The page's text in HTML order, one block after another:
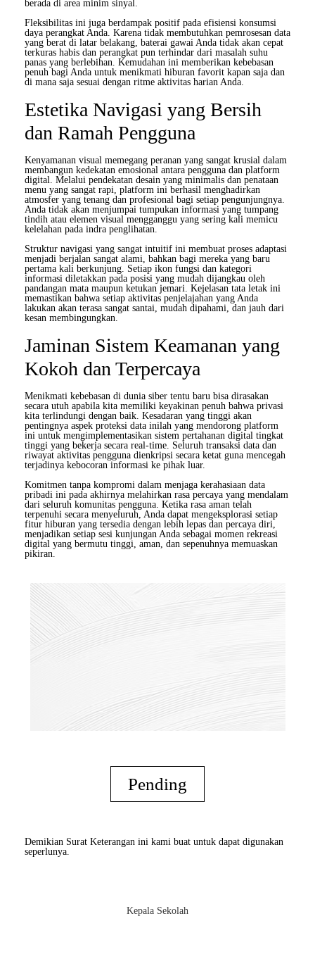
berada di area minim sinyal.
Fleksibilitas ini juga berdampak positif pada efisiensi konsumsi
daya perangkat Anda. Karena tidak membutuhkan pemrosesan data
yang berat di latar belakang, baterai gawai Anda tidak akan cepat
terkuras habis dan perangkat pun terhindar dari masalah suhu
panas yang berlebihan. Kemudahan ini memberikan kebebasan
penuh bagi Anda untuk menikmati hiburan favorit kapan saja dan
di mana saja sesuai dengan ritme aktivitas harian Anda.
Estetika Navigasi yang Bersih
dan Ramah Pengguna
Kenyamanan visual memegang peranan yang sangat krusial dalam
membangun kedekatan emosional antara pengguna dan platform
digital. Melalui pendekatan desain yang minimalis dan penataan
menu yang sangat rapi, platform ini berhasil menghadirkan
atmosfer yang tenang dan profesional bagi setiap pengunjungnya.
Anda tidak akan menjumpai tumpukan informasi yang tumpang
tindih atau elemen visual mengganggu yang sering kali memicu
kelelahan pada indra penglihatan.
Struktur navigasi yang sangat intuitif ini membuat proses adaptasi
menjadi berjalan sangat alami, bahkan bagi mereka yang baru
pertama kali berkunjung. Setiap ikon fungsi dan kategori
informasi diletakkan pada posisi yang mudah dijangkau oleh
pandangan mata maupun ketukan jemari. Kejelasan tata letak ini
memastikan bahwa setiap aktivitas penjelajahan yang Anda
lakukan akan terasa sangat santai, mudah dipahami, dan jauh dari
kesan membingungkan.
Jaminan Sistem Keamanan yang
Kokoh dan Terpercaya
Menikmati kebebasan di dunia siber tentu baru bisa dirasakan
secara utuh apabila kita memiliki keyakinan penuh bahwa privasi
kita terlindungi dengan baik. Kesadaran yang tinggi akan
pentingnya aspek proteksi data inilah yang mendorong platform
ini untuk mengimplementasikan sistem pertahanan digital tingkat
tinggi yang bekerja secara real-time. Seluruh transaksi data dan
riwayat aktivitas pengguna dienkripsi secara ketat guna mencegah
terjadinya kebocoran informasi ke pihak luar.
Komitmen tanpa kompromi dalam menjaga kerahasiaan data
pribadi ini pada akhirnya melahirkan rasa percaya yang mendalam
dari seluruh komunitas pengguna. Ketika rasa aman telah
terpenuhi secara menyeluruh, Anda dapat mengeksplorasi setiap
fitur hiburan yang tersedia dengan lebih lepas dan percaya diri,
menjadikan setiap sesi kunjungan Anda sebagai momen rekreasi
digital yang bermutu tinggi, aman, dan sepenuhnya memuaskan
pikiran.
Pending
Demikian Surat Keterangan ini kami buat untuk dapat digunakan
seperlunya.
Kepala Sekolah